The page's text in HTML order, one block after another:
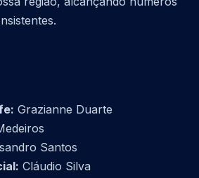
Grazianne Duarte
Santos
Cláudio Silva